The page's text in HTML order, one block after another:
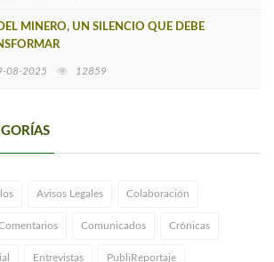
MINERO, UN SILENCIO QUE DEBE
08-2025 12859
Avisos Legales Colaboración
Comunicados Crónicas
Entrevistas PubliReportaje